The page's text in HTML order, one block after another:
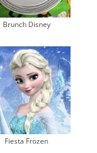
Brunch Disney
Fiesta Frozen